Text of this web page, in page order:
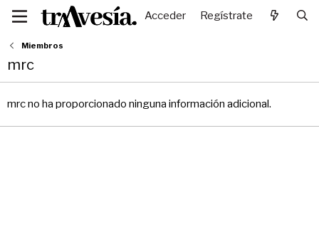
Acceder Regístrate
Miembros
mrc
mrc no ha proporcionado ninguna información adicional.